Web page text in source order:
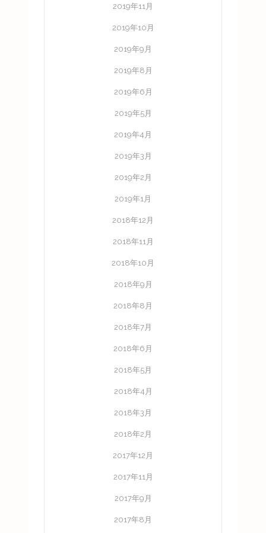
2019年11月
2019年10月
2019年9月
2019年8月
2019年6月
2019年5月
2019年4月
2019年3月
2019年2月
2019年1月
2018年12月
2018年11月
2018年10月
2018年9月
2018年8月
2018年7月
2018年6月
2018年5月
2018年4月
2018年3月
2018年2月
2017年12月
2017年11月
2017年9月
2017年8月